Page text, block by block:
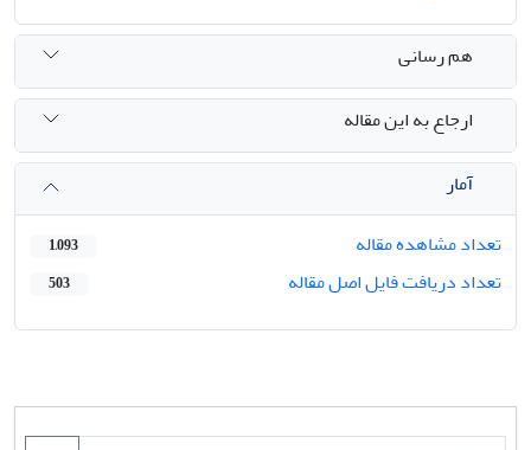
هم رسانی
ارجاع به این مقاله
آمار
تعداد مشاهده مقاله
1,093
تعداد دریافت فایل اصل مقاله 503